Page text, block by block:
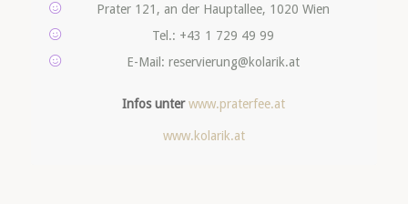
Prater 121, an der Hauptallee, 1020 Wien
Tel.: +43 1 729 49 99
E-Mail: reservierung@kolarik.at
Infos unterwww.praterfee.at
www.kolarik.at